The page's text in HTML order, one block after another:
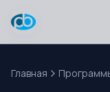
Главная